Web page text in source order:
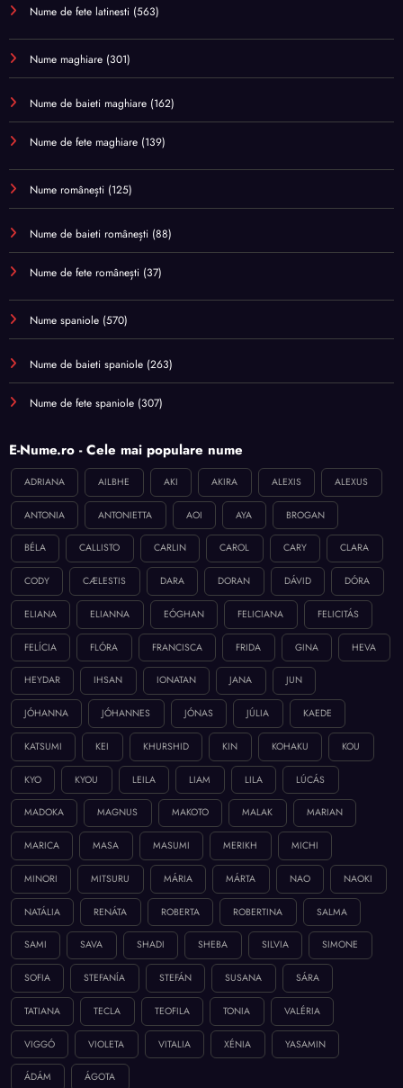
Nume de fete latinesti (563)
Nume maghiare (301)
Nume de baieti maghiare (162)
Nume de fete maghiare (139)
Nume românești (125)
Nume de baieti românești (88)
Nume de fete românești (37)
Nume spaniole (570)
Nume de baieti spaniole (263)
Nume de fete spaniole (307)
E-Nume.ro - Cele mai populare nume
ADRIANA AILBHE AKI AKIRA ALEXIS ALEXUS
ANTONIA ANTONIETTA AOI AYA BROGAN
BÉLA CALLISTO CARLIN CAROL CARY CLARA
CODY CÆLESTIS DARA DORAN DÁVID DÓRA
ELIANA ELIANNA EÓGHAN FELICIANA FELICITÁS
FELÍCIA FLÓRA FRANCISCA FRIDA GINA HEVA
HEYDAR IHSAN IONATAN JANA JUN
JÓHANNA JÓHANNES JÓNAS JÚLIA KAEDE
KATSUMI KEI KHURSHID KIN KOHAKU KOU
KYO KYOU LEILA LIAM LILA LÚCÁS
MADOKA MAGNUS MAKOTO MALAK MARIAN
MARICA MASA MASUMI MERIKH MICHI
MINORI MITSURU MÁRIA MÁRTA NAO NAOKI
NATÁLIA RENÁTA ROBERTA ROBERTINA SALMA
SAMI SAVA SHADI SHEBA SILVIA SIMONE
SOFIA STEFANÍA STEFÁN SUSANA SÁRA
TATIANA TECLA TEOFILA TONIA VALÉRIA
VIGGÓ VIOLETA VITALIA XÉNIA YASAMIN
ÁDÁM ÁGOTA